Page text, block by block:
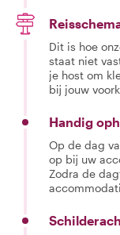
Dit is hoe
staat niet
je host om
bij jouw
Handig
Op de dag
op bij uw
Zodra de